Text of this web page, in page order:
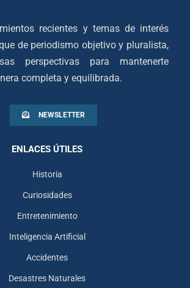
recientes y temas de interés
de periodismo objetivo y pluralista,
perspectivas para mantenerte
completa y equilibrada.
NEWSLETTER
ENLACES ÚTILES
Historia
Curiosidades
Entretenimiento
Inteligencia Artificial
Accidentes
Desastres Naturales